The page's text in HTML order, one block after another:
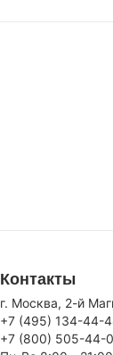
Контакты
г. Москва, 2-й
+7 (495) 134-44-
+7 (800) 505-44-